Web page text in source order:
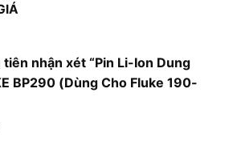
tiên nhận xét “Pin Li-Ion Dung
BP290 (Dùng Cho Fluke 190-